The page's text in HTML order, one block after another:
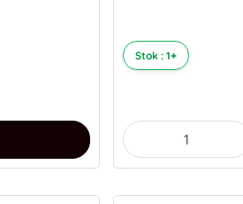
Stok : 1+